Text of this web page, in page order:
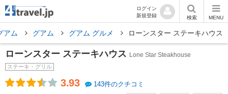
ログイン
新規登録
検索 MENU
アム グアム グアム グルメ ローンスター ステーキハウス
ローンスター ステーキハウス Lone Star Steakhouse
ステーキ・グリル
3.93 143件のクチコミ